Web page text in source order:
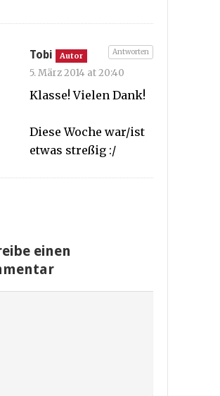
Tobi Autor
5. März 2014 at 20:40
Klasse! Vielen Dank!
Diese Woche war/ist
etwas streßig :/
Antworten
einen